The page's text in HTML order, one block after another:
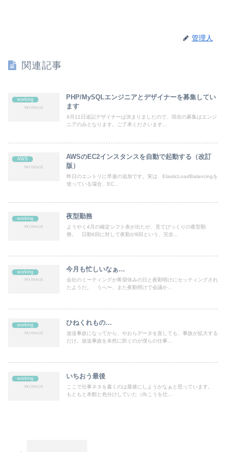
管理人
関連記事
working
PHP/MySQLエンジニアとデザイナーを募集してい
ます
9月11日追記デザイナーは決まりましたので、現在の募集はエンジ
ニアのみとなります。ご了承くださいます...
AWS
AWSのEC2インスタンスを自動で起動する（改訂
版）
昨日のエントリに早速の追加です。実は、ElasticLoadBalancingを
使っている場合、EC...
working 夜型勤務
ようやく4月の確定シフト表が出たが、見てびっくりの夜型勤
務。 日勤6回に対して夜勤が8回という、完全...
working 今月も忙しいなぁ…
会社のミーティングが希望休みの日と夜勤明けにセッティングされ
たようだ。 うへ〜、また夜勤明けで会議か...
working ひねくれもの…
放送事故になってから、やおらデータを直しても、事故が拡大する
だけ。放送事故を未然に防ぐのが僕らの仕事...
working いちおう最後
ここで仕事ネタを書くのは最後にしようかなぁと思っています。
もともと本館と色分けしていた（向こうを仕...